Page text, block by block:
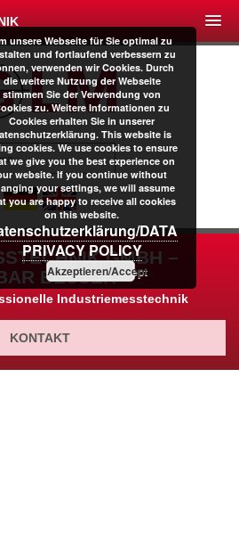
GMBH –
BESSER
Industriemesstechnik
KONTAKT
unsere Webseite für Sie optimal zu
und fortlaufend verbessern zu
verwenden wir Cookies. Durch
die weitere Nutzung der Webseite
stimmen Sie der Verwendung von
zu. Weitere Informationen zu
Cookies erhalten Sie in unserer
This website is
cookies. We use cookies to ensure
we give you the best experience on
website. If you continue without
your settings, we will assume
you are happy to receive all cookies
on this website.
DATA
PRIVACY POLICY
Akzeptieren/Accept